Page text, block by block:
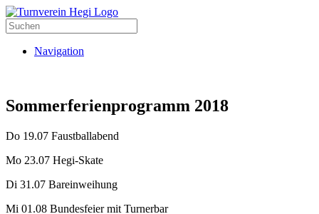
Navigation
Sommerferienprogramm 2018
Do 19.07 Faustballabend
Mo 23.07 Hegi-Skate
Di 31.07 Bareinweihung
Mi 01.08 Bundesfeier mit Turnerbar